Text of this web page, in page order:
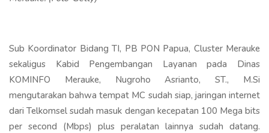
Sub Koordinator Bidang TI, PB PON Papua, Cluster Merauke
sekaligus Kabid Pengembangan Layanan pada Dinas
KOMINFO Merauke, Nugroho Asrianto, ST., M.Si
mengutarakan bahwa tempat MC sudah siap, jaringan internet
dari Telkomsel sudah masuk dengan kecepatan 100 Mega bits
per second (Mbps) plus peralatan lainnya sudah datang.